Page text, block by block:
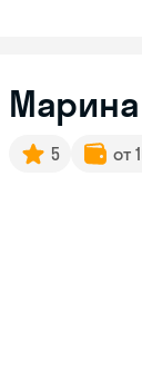
Марина
5 от